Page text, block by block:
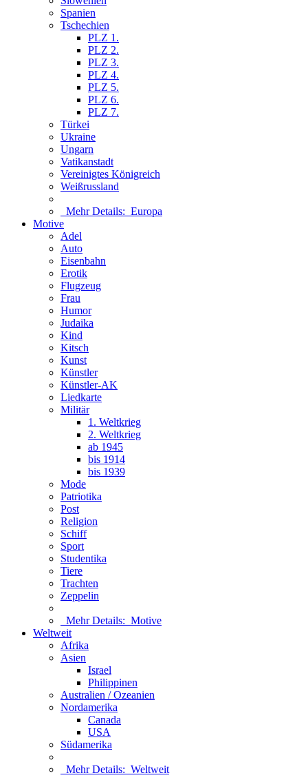
Spanien
Tschechien
PLZ 1.
PLZ 2.
PLZ 3.
PLZ 4.
PLZ 5.
PLZ 6.
PLZ 7.
Türkei
Ukraine
Ungarn
Vatikanstadt
Vereinigtes Königreich
Weißrussland
Mehr Details: Europa
Motive
Adel
Auto
Eisenbahn
Erotik
Flugzeug
Frau
Humor
Judaika
Kind
Kitsch
Kunst
Künstler
Künstler-AK
Liedkarte
Militär
1. Weltkrieg
2. Weltkrieg
ab 1945
bis 1914
bis 1939
Mode
Patriotika
Post
Religion
Schiff
Sport
Studentika
Tiere
Trachten
Zeppelin
Mehr Details: Motive
Weltweit
Afrika
Asien
Israel
Philippinen
Australien / Ozeanien
Nordamerika
Canada
USA
Südamerika
Mehr Details: Weltweit